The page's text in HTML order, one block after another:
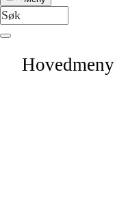
Hovedmeny